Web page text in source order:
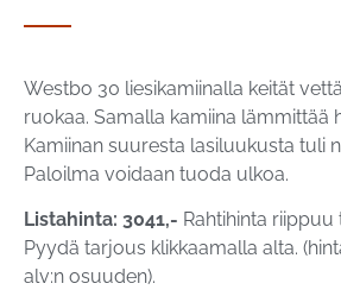
Westbo 30 liesikamiinalla keität
ruokaa. Samalla kamiina lämmittää
Kamiinan suuresta lasiluukusta tuli
Paloilma voidaan tuoda ulkoa.
Listahinta: 3041,- Rahtihinta
Pyydä tarjous klikkaamalla alta.
alv:n osuuden).